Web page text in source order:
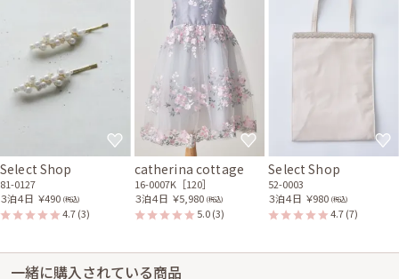
Select Shop
81-0127
３泊４日 ￥490 (税込)
4.7(3)
catherina cottage
16-0007K［120］
３泊４日 ￥5,980 (税込)
5.0(3)
Select Shop
52-0003
３泊４日 ￥980 (税込)
4.7(7)
一緒に購入されている商品